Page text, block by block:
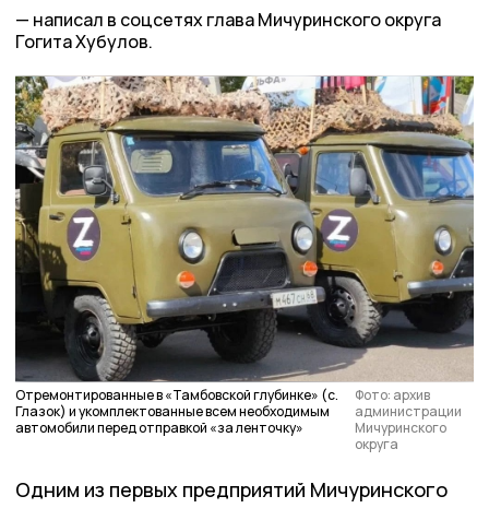
написал в соцсетях глава Мичуринского округа
Гогита Хубулов.
Отремонтированные в «Тамбовской глубинке» (с.
Глазок) и укомплектованные всем необходимым
автомобили перед отправкой «за ленточку»
Фото: архив
администрации
Мичуринского
округа
Одним из первых предприятий Мичуринского